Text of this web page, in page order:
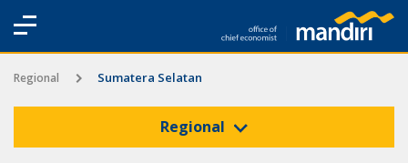
Regional Sumatera Selatan
Regional